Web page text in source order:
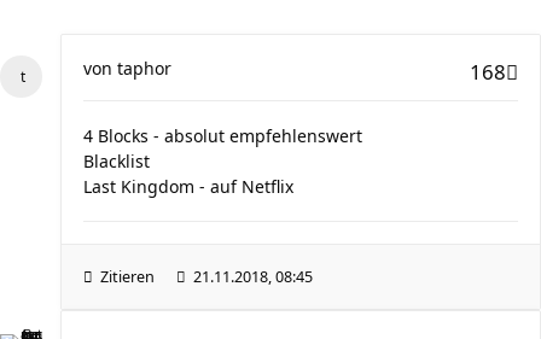
168
von taphor
4 Blocks - absolut empfehlenswert
Blacklist
Last Kingdom - auf Netflix
Zitieren 21.11.2018, 08:45